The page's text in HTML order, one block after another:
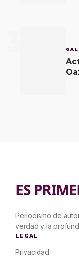
ES
Periodismo de
verdad y la
LEGAL
Privacidad